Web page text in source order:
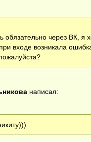
обязательно через ВК, я
входе возникала
написал: